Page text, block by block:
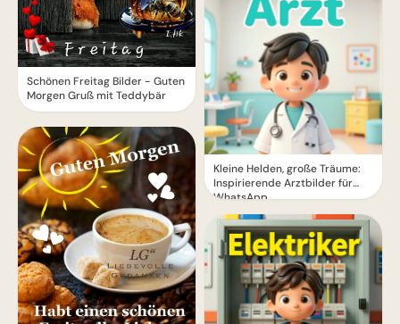
Schönen Freitag Bilder - Guten
Morgen Gruß mit Teddybär
Kleine Helden, große Träume:
Inspirierende Arztbilder für
WhatsApp.